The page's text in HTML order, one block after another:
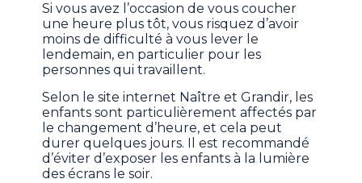
Si vous avez l’occasion de vous coucher
une heure plus tôt, vous risquez d’avoir
moins de difficulté à vous lever le
lendemain, en particulier pour les
personnes qui travaillent.
Selon le site internet Naître et Grandir, les
enfants sont particulièrement affectés par
le changement d’heure, et cela peut
durer quelques jours. Il est recommandé
d’éviter d’exposer les enfants à la lumière
des écrans le soir.